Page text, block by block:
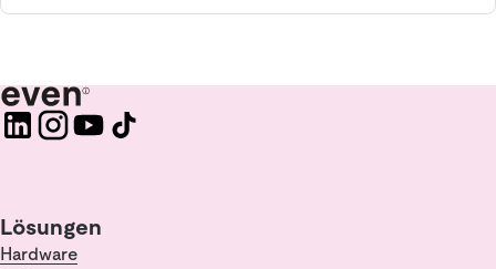
Lösungen
Hardware